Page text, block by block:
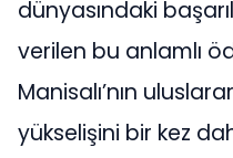
dünyasındaki
verilen bu anlamlı
Manisalı’nın
yükselişini bir kez